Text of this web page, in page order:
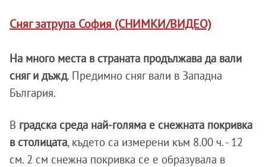
Сняг затрупа София (СНИМКИ/ВИДЕО)
На много места в страната продължава да вали
сняг и дъжд. Предимно сняг вали в Западна
България.
В градска среда най-голяма е снежната покривка
в столицата, където са измерени към 8.00 ч. - 12
см. 2 см снежна покривка се е образувала в